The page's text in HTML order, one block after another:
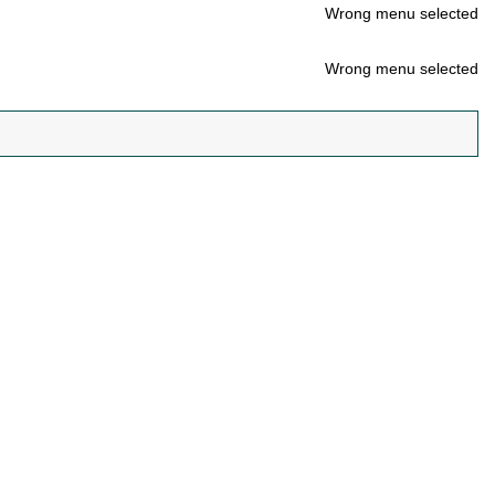
Wrong menu selected
Wrong menu selected